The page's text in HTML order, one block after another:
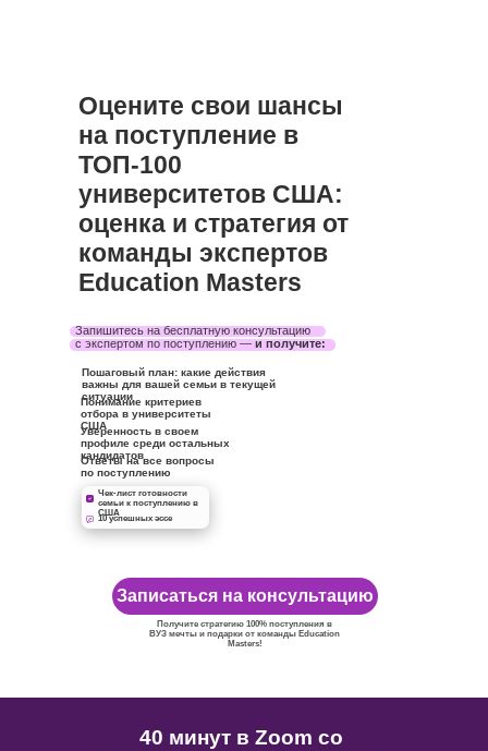
Оцените свои шансы
на поступление в
ТОП-100
университетов США:
оценка и стратегия от
команды экспертов
Education Masters
Чек-лист готовности
семьи к поступлению в
США
10 успешных эссе
Уверенность в своем
профиле среди остальных
кандидатов
Пошаговый план: какие действия
важны для вашей семьи в текущей
ситуации
Ответы на все вопросы
по поступлению
Понимание критериев
отбора в университеты
США
Получите стратегию 100% поступления в
ВУЗ мечты и подарки от команды Education
Masters!
Запишитесь на бесплатную консультацию
с экспертом по поступлению —и получите:
Записаться на консультацию
40 минут в Zoom со